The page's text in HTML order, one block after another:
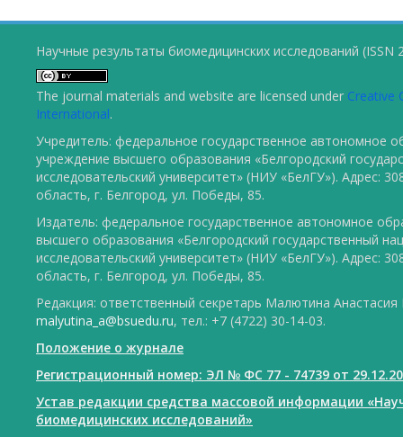
Научные результаты биомедицинских исследований (ISSN
The journal materials and website are licensed under Creative
International.
Учредитель: федеральное государственное автономное
учреждение высшего образования «Белгородский
исследовательский университет» (НИУ «БелГУ»). Адрес:
область, г. Белгород, ул. Победы, 85.
Издатель: федеральное государственное автономное
высшего образования «Белгородский государственный
исследовательский университет» (НИУ «БелГУ»). Адрес:
область, г. Белгород, ул. Победы, 85.
Редакция: ответственный секретарь Малютина
malyutina_a@bsuedu.ru, тел.: +7 (4722) 30-14-03.
Положение о журнале
Регистрационный номер: ЭЛ № ФС 77 - 74739 от
Устав редакции средства массовой информации
биомедицинских исследований»